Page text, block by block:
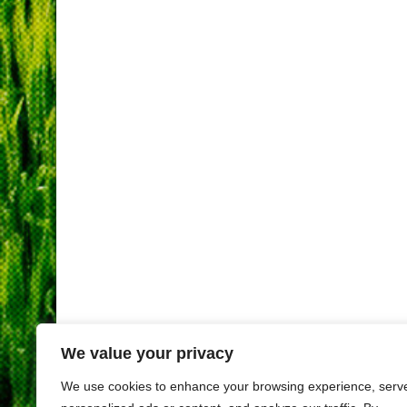
We value your privacy
We use cookies to enhance your browsing experience,